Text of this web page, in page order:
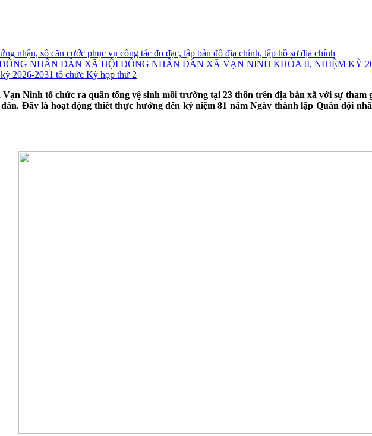
nhận, số căn cước phục vụ công tác đo đạc, lập bản đồ địa chính, lập hồ sơ địa chính
NHÂN DÂN XÃ HỘI ĐỒNG NHÂN DÂN XÃ VẠN NINH KHÓA II, NHIỆM KỲ
2026-2031 tổ chức Kỳ họp thứ 2
Ninh tổ chức ra quân tổng vệ sinh môi trường tại 23 thôn trên địa bàn xã với sự tham
Đây là hoạt động thiết thực hướng đến kỷ niệm 81 năm Ngày thành lập Quân đội